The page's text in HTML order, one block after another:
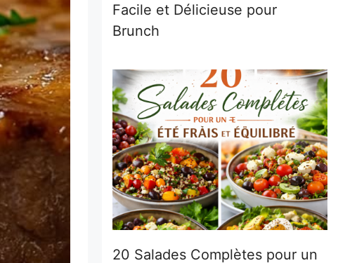
Facile et Délicieuse pour
Brunch
20 Salades Complètes pour un